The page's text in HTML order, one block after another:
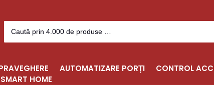
Search
for:
AUTOMATIZARE PORȚI CONTROL
SMART HOME